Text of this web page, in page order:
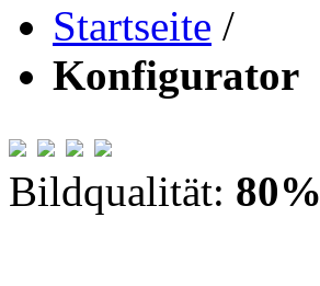
Startseite /
Konfigurator
Bildqualität: 80%